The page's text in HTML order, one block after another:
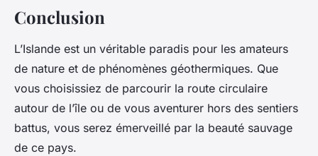
Conclusion
L’Islande est un véritable paradis pour les amateurs
de nature et de phénomènes géothermiques. Que
vous choisissiez de parcourir la route circulaire
autour de l’île ou de vous aventurer hors des sentiers
battus, vous serez émerveillé par la beauté sauvage
de ce pays.